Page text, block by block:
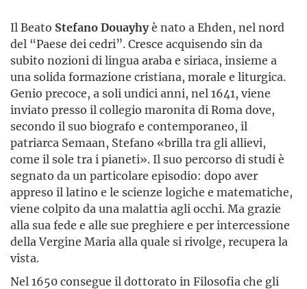
Il Beato Stefano Douayhyè nato a Ehden, nel nord
del “Paese dei cedri”. Cresce acquisendo sin da
subito nozioni di lingua araba e siriaca, insieme a
una solida formazione cristiana, morale e liturgica.
Genio precoce, a soli undici anni, nel 1641, viene
inviato presso il collegio maronita di Roma dove,
secondo il suo biografo e contemporaneo, il
patriarca Semaan, Stefano «brilla tra gli allievi,
come il sole tra i pianeti». Il suo percorso di studi è
segnato da un particolare episodio: dopo aver
appreso il latino e le scienze logiche e matematiche,
viene colpito da una malattia agli occhi. Ma grazie
alla sua fede e alle sue preghiere e per intercessione
della Vergine Maria alla quale si rivolge, recupera la
vista.
Nel 1650 consegue il dottorato in Filosofia che gli